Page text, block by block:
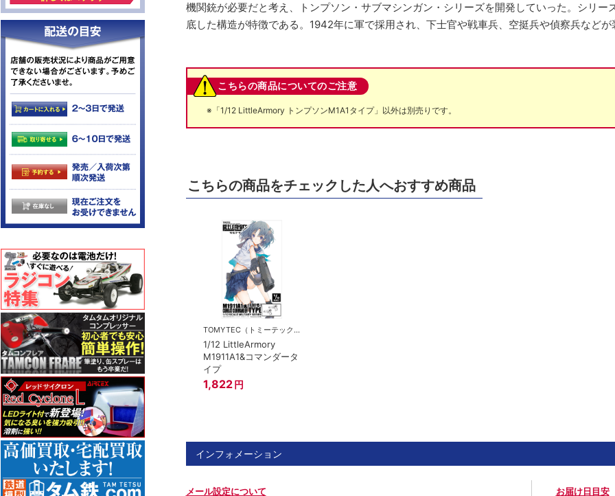
機関銃が必要だと考え、トンプソン・サブマシンガン・シリーズを開発していった。シリ
底した構造が特徴である。1942年に軍で採用され、下士官や戦車兵、空挺兵や偵察兵などが
こちらの商品についてのご注意
※「1/12 LittleArmory トンプソンM1A1タイプ」以外は別売りです。
こちらの商品をチェックした人へおすすめ商品
TOMYTEC（トミーテック）
1/12 LittleArmory
M1911A1&コマンダータ
イプ
1,822 円
インフォメーション
メール設定について お届け日目安